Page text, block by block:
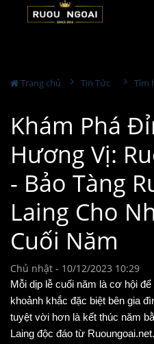
Trang chủ Tin Tức
Khám Phá
Hương Vị:
- Bảo Tàng
Laing Cho
Cuối Năm
Chủ nhật - 10/12/2023 10:29
Mỗi dịp lễ cuối năm là cơ hội
khoảnh khắc đặc biệt bên gia
tuyệt vời hơn là kết thúc năm
Laing độc đáo từ